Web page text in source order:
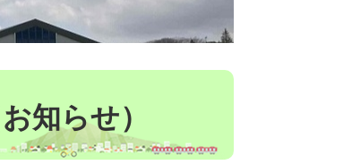
知らせ）